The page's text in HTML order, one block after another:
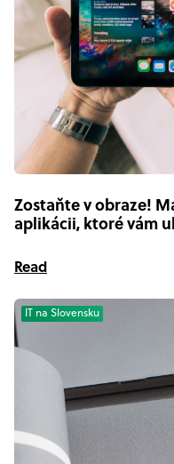
Zostaňte v obraze!
aplikácii, ktoré vám
Read
IT na Slovensku